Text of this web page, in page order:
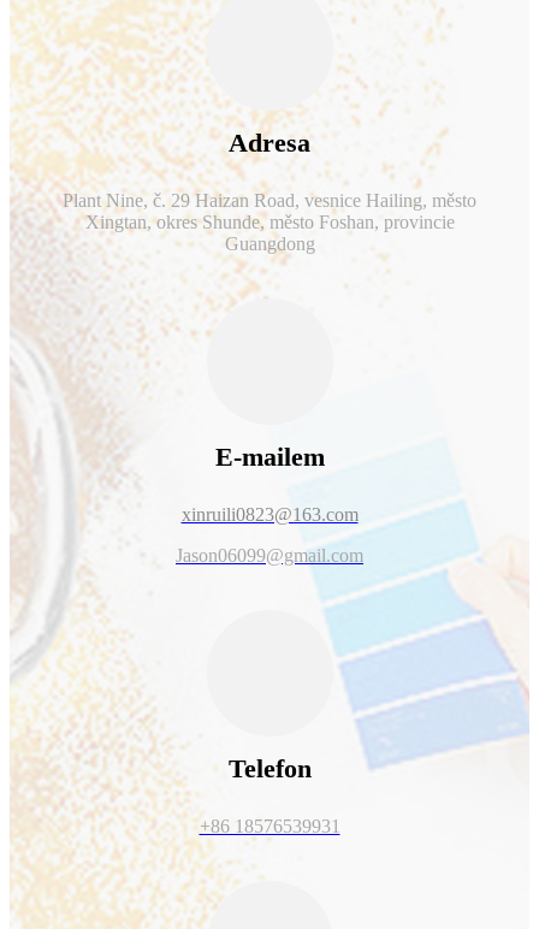
Adresa
Plant Nine, č. 29 Haizan Road, vesnice Hailing, město
Xingtan, okres Shunde, město Foshan, provincie
Guangdong
E-mailem
xinruili0823@163.com
Jason06099@gmail.com
Telefon
+86 18576539931